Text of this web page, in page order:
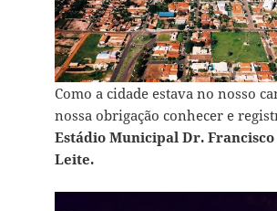
Como a cidade estava no nosso
nossa obrigação conhecer e
Estádio Municipal Dr.
Leite.